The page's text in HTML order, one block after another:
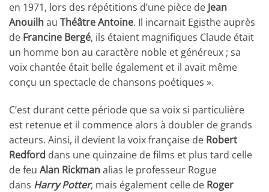
en 1971, lors des répétitions d’une pièce de Jean
Anouilhau Théâtre Antoine. Il incarnait Egisthe auprès
de Francine Bergé, ils étaient magnifiques Claude était
un homme bon au caractère noble et généreux ; sa
voix chantée était belle également et il avait même
conçu un spectacle de chansons poétiques ».
C’est durant cette période que sa voix si particulière
est retenue et il commence alors à doubler de grands
acteurs. Ainsi, il devient la voix française de Robert
Redford dans une quinzaine de films et plus tard celle
de feu Alan Rickmanalias le professeur Rogue
dans Harry Potter, mais également celle de Roger